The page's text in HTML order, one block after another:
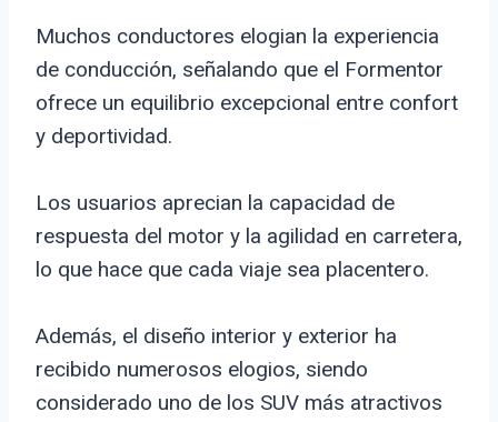
Muchos conductores elogian la experiencia
de conducción, señalando que el Formentor
ofrece un equilibrio excepcional entre confort
y deportividad.
Los usuarios aprecian la capacidad de
respuesta del motor y la agilidad en carretera,
lo que hace que cada viaje sea placentero.
Además, el diseño interior y exterior ha
recibido numerosos elogios, siendo
considerado uno de los SUV más atractivos